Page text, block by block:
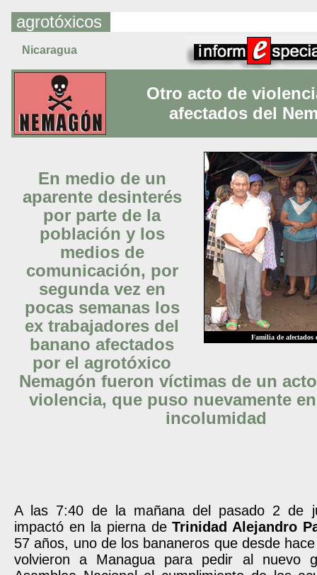
agrotóxicos
Nicaragua
Otro acto de
afectados del
Familia de afectados
En medio de un
aparente desinterés
por parte de la
población y los
medios de
comunicación, por
segunda vez en
pocas semanas los
ex trabajadores del
banano afectados
por el agrotóxico
Nemagón fueron víctimas de un
violencia, que puso nuevamente
incolumidad
A las 7:40 de la mañana del pasado 2 de
impactó en la pierna deTrinidad Alejandro
57 años, uno de los bananeros que desde
volvieron a Managua para pedir al nuevo